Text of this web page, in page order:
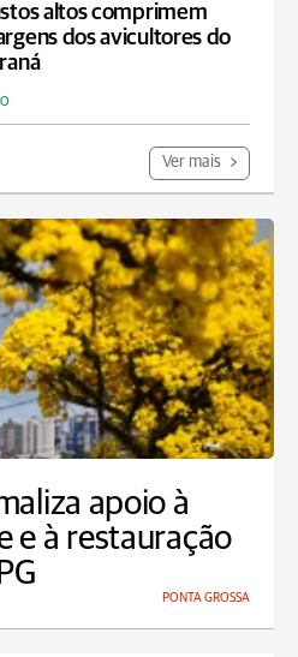
altos comprimem
dos avicultores do
Ver mais
apoio à
e à restauração
PONTA GROSSA